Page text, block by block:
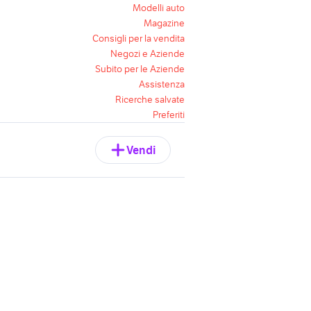
Modelli auto
Magazine
Consigli per la vendita
Negozi e Aziende
Subito per le Aziende
Assistenza
Ricerche salvate
Preferiti
Vendi